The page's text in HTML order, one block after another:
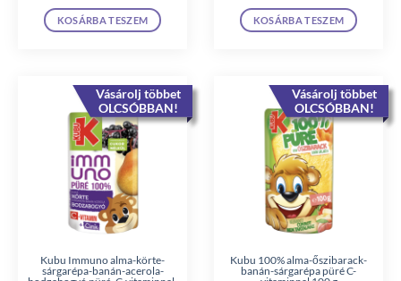
KOSÁRBA TESZEM KOSÁRBA TESZEM
Vásárolj többet
OLCSÓBBAN!
Kubu Immuno alma-körte-
sárgarépa-banán-acerola-
Vásárolj többet
OLCSÓBBAN!
Kubu 100% alma-őszibarack-
banán-sárgarépa püré C-